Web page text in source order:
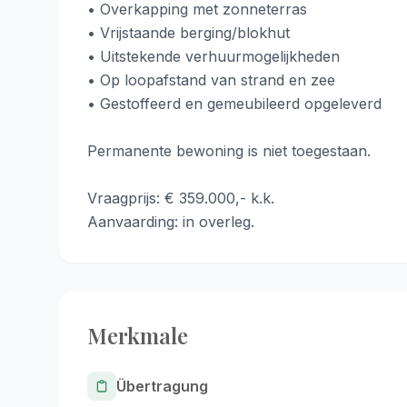
• Overkapping met zonneterras
• Vrijstaande berging/blokhut
• Uitstekende verhuurmogelijkheden
• Op loopafstand van strand en zee
• Gestoffeerd en gemeubileerd opgeleverd
Permanente bewoning is niet toegestaan.
Vraagprijs: € 359.000,- k.k.
Aanvaarding: in overleg.
Merkmale
Übertragung